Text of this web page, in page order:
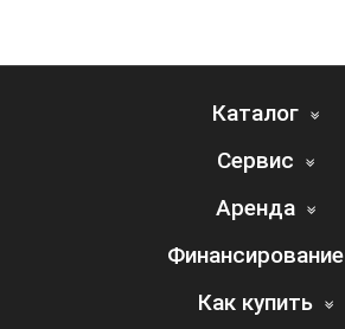
Каталог
Сервис
Аренда
Финансирование
Как купить